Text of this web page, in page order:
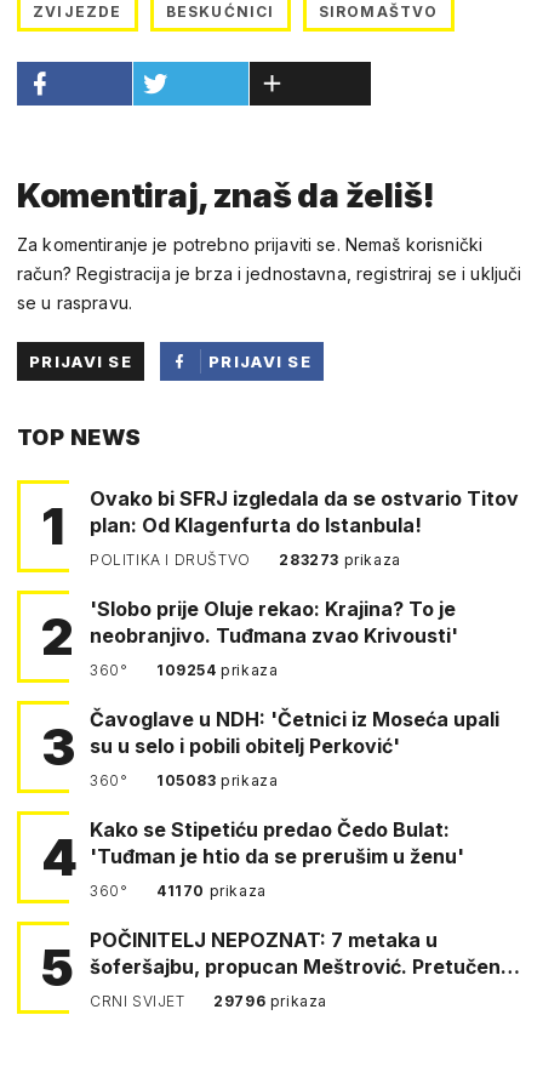
ZVIJEZDE BESKUĆNICI SIROMAŠTVO
Komentiraj, znaš da želiš!
Za komentiranje je potrebno prijaviti se. Nemaš korisnički
račun? Registracija je brza i jednostavna, registriraj se i uključi
se u raspravu.
PRIJAVI SE
PRIJAVI SE
TOP NEWS
1
Ovako bi SFRJ izgledala da se ostvario Titov
plan: Od Klagenfurta do Istanbula!
POLITIKA I DRUŠTVO 283273 prikaza
2
'Slobo prije Oluje rekao: Krajina? To je
neobranjivo. Tuđmana zvao Krivousti'
360° 109254prikaza
3
Čavoglave u NDH: 'Četnici iz Moseća upali
su u selo i pobili obitelj Perković'
360° 105083prikaza
4 Kako se Stipetiću predao Čedo Bulat:
'Tuđman je htio da se prerušim u ženu'
360° 41170 prikaza
5
POČINITELJ NEPOZNAT: 7 metaka u
šoferšajbu, propucan Meštrović. Pretučen
Pejin
CRNI SVIJET 29796 prikaza